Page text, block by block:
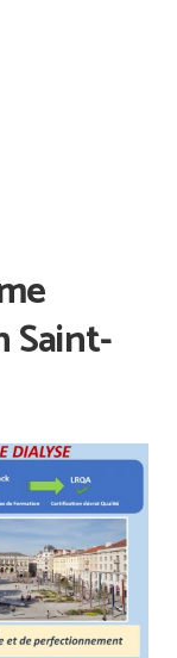
Saint-